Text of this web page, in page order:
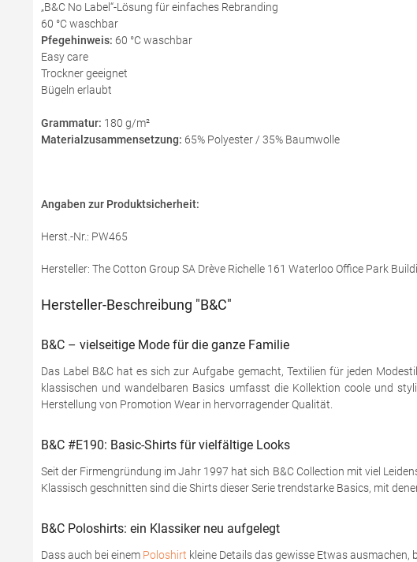
„B&C No Label“-Lösung für einfaches Rebranding
60 °C waschbar
Pfegehinweis: 60 °C waschbar
Easy care
Trockner geeignet
Bügeln erlaubt
Grammatur: 180 g/m²
Materialzusammensetzung: 65% Polyester / 35% Baumwolle
Angaben zur Produktsicherheit:
Herst.-Nr.: PW465
Hersteller: The Cotton Group SA Drève Richelle 161 Waterloo Office Park
Hersteller-Beschreibung "B&C"
B&C – vielseitige Mode für die ganze Familie
Das Label B&C hat es sich zur Aufgabe gemacht, Textilien für jeden
klassischen und wandelbaren Basics umfasst die Kollektion coole und
Herstellung von Promotion Wear in hervorragender Qualität.
B&C #E190: Basic-Shirts für vielfältige Looks
Seit der Firmengründung im Jahr 1997 hat sich B&C Collection mit viel
Klassisch geschnitten sind die Shirts dieser Serie trendstarke Basics, mit
B&C Poloshirts: ein Klassiker neu aufgelegt
Dass auch bei einem Poloshirt kleine Details das gewisse Etwas